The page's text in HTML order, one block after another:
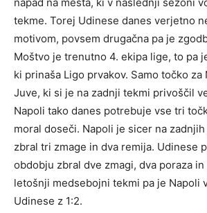
tekme. Torej Udinese danes verjetno
motivom, povsem drugačna pa je
Moštvo je trenutno 4. ekipa lige, to pa
ki prinaša Ligo prvakov. Samo točko za
Juve, ki si je na zadnji tekmi privoščil
Napoli tako danes potrebuje vse tri
moral doseči. Napoli je sicer na
zbral tri zmage in dva remija. Udinese
obdobju zbral dve zmagi, dva poraza
letošnji medsebojni tekmi pa je Napoli
Udinese z 1:2.